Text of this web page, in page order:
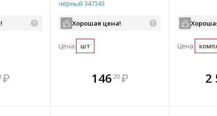
₽
В комплекте
всегда выгоднее!
черный 347343
Хорошая цена!
Цена: шт
146 20 ₽
В
всегда
Цена:
В комплекте
всегда выгоднее!
2